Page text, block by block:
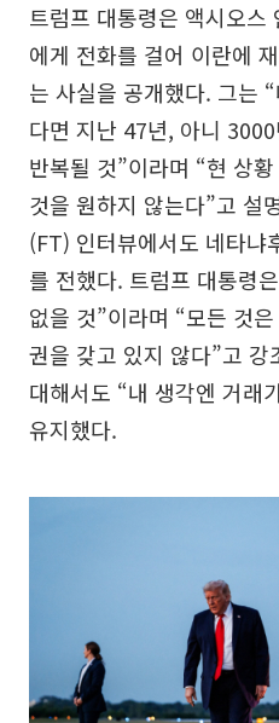
트럼프 대통령은 액시오스
에게 전화를 걸어 이란에
는 사실을 공개했다. 그는
다면 지난 47년, 아니
반복될 것”이라며 “현 상
것을 원하지 않는다”고 설
(FT) 인터뷰에서도 네타냐
를 전했다. 트럼프 대통령
없을 것”이라며 “모든 것
권을 갖고 있지 않다”고 강
대해서도 “내 생각엔 거래
유지했다.